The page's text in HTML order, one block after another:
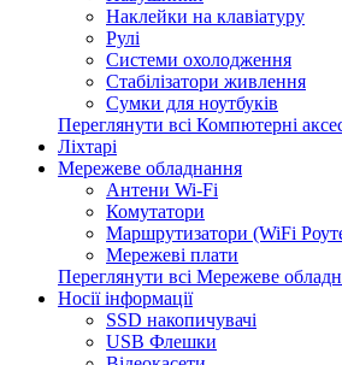
Наклейки на клавіатуру
Рулі
Системи охолодження
Стабілізатори живлення
Сумки для ноутбуків
Переглянути всі Компютерні
Ліхтарі
Мережеве обладнання
Антени Wi-Fi
Комутатори
Маршрутизатори (WiFi
Мережеві плати
Переглянути всі Мережеве
Носії інформації
SSD накопичувачі
USB Флешки